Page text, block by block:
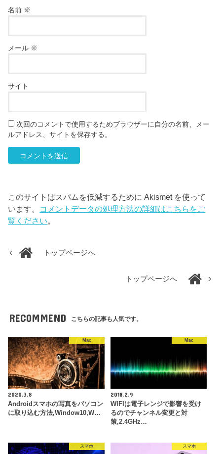
名前 ※
メール ※
サイト
次回のコメントで使用するためブラウザーに自分の名前、メー
ルアドレス、サイトを保存する。
このサイトはスパムを低減するために Akismet を使って
います。 コメントデータの処理方法の詳細はこちらをご
覧ください。
トップページへ
トップページへ
RECOMMEND こちらの記事も人気です。
Mac
2020.3.8
Androidスマホの写真をパソコン
に取り込む方法,Window10,W…
Mac
2018.2.9
WIFIは電子レンジで影響を受け
るのでチャンネル変更と対
策,2.4GHz…
スマホ スマホ